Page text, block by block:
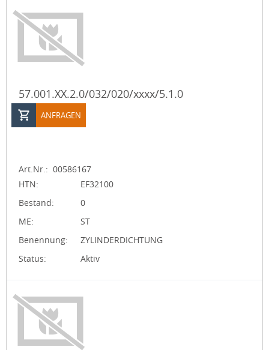
57.001.XX.2.0/032/020/xxxx/5.1.0
ANFRAGEN
Art.Nr.: 00586167
HTN:
EF32100
Bestand:
0
ME:
ST
Benennung:
ZYLINDERDICHTUNG
Status:
Aktiv